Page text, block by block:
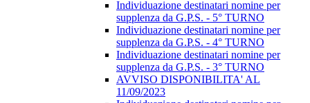
Individuazione destinatari nomine per
supplenza da G.P.S. - 5° TURNO
Individuazione destinatari nomine per
supplenza da G.P.S. - 4° TURNO
Individuazione destinatari nomine per
supplenza da G.P.S. - 3° TURNO
AVVISO DISPONIBILITA' AL
11/09/2023